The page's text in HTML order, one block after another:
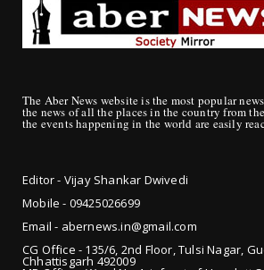
The Aber News website is the most popular
the news of all the places in the country from
the events happening in the world are easily
Editor - Vijay Shankar Dwivedi
Mobile - 09425026699
Email - abernews.in@gmail.com
CG Office - 135/6, 2nd Floor, Tulsi Nagar,
Chhattisgarh 492009